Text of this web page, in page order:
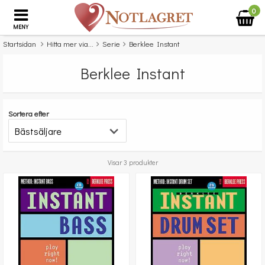
MENY
0
Startsidan Hitta mer via... Serie Berklee Instant
Berklee Instant
Sortera efter
Visar 3 produkter